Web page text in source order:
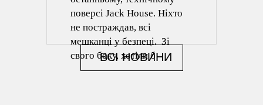
поверсі Jack House. Ніхто
не постраждав, всі
мешканці у безпеці. Зі
свого боку, хотіли б
виразити велику подяку
ВСІ НОВИНИ